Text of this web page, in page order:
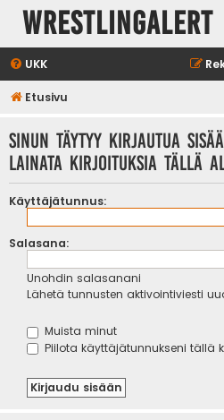
WrestlingAlert
UKK
Etusivu
Sinun täytyy kirjautua
lainata kirjoituksia tällä
Käyttäjätunnus:
Salasana:
Unohdin salasanani
Lähetä tunnusten aktivointiviesti
Muista minut
Piilota käyttäjätunnukseni tällä